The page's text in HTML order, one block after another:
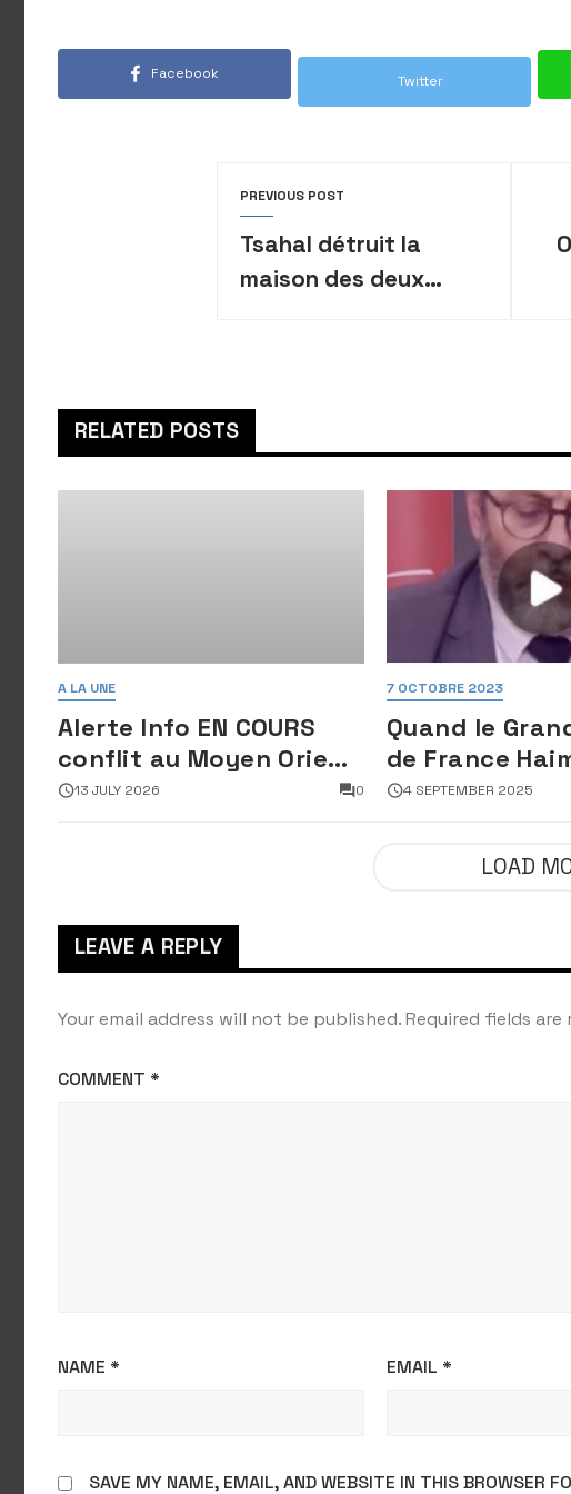
Facebook Twitter
PREVIOUS POST
Tsahal détruit la
maison des deux
RELATED POSTS
A LA UNE
Alerte Info EN COURS
conflit au Moyen Orient
: Des images satellites
13 JULY 2026 0
7 OCTOBRE 2023
Quand le
de France
déshonore
4 SEPTEMBER 2025
LOAD
LEAVE A REPLY
Your email address will not be published.Required fields are
COMMENT *
NAME * EMAIL *
SAVE MY NAME, EMAIL, AND WEBSITE IN THIS BROWSER